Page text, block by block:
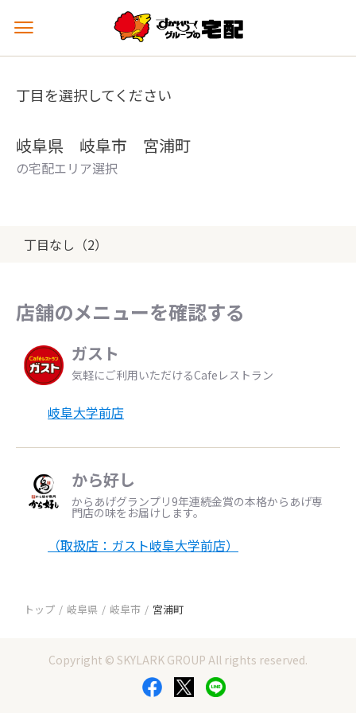
メ
ュ
を
丁目を選択してください
岐阜県 岐阜市 宮浦町
の宅配エリア選択
丁目なし（2）
店舗のメニューを確認する
ガスト
気軽にご利用いただけるCafeレストラン
岐阜大学前店
から好し
からあげグランプリ9年連続金賞の本格からあげ専
門店の味をお届けします。
（取扱店：ガスト岐阜大学前店）
トップ 岐阜県 岐阜市 宮浦町
Copyright © SKYLARK GROUP All rights reserved.